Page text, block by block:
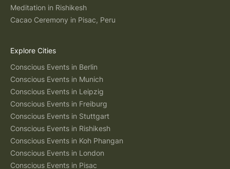
Meditation in Rishikesh
Cacao Ceremony in Pisac, Peru
Explore Cities
Conscious Events in Berlin
Conscious Events in Munich
Conscious Events in Leipzig
Conscious Events in Freiburg
Conscious Events in Stuttgart
Conscious Events in Rishikesh
Conscious Events in Koh Phangan
Conscious Events in London
Conscious Events in Pisac